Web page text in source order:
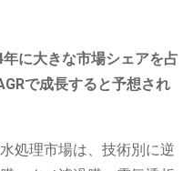
に大きな市場シェアを占
で成長すると予想され
処理市場は、技術別に逆